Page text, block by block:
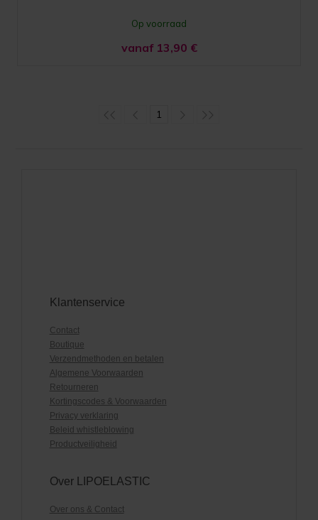
Op voorraad
vanaf 13,90 €
1
Klantenservice
Contact
Boutique
Verzendmethoden en betalen
Algemene Voorwaarden
Retourneren
Kortingscodes & Voorwaarden
Privacy verklaring
Beleid whistleblowing
Productveiligheid
Over LIPOELASTIC
Over ons & Contact